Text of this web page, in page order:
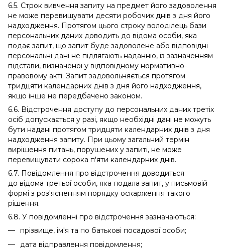
6.5. Строк вивчення запиту на предмет його задоволення
не може перевищувати десяти робочих днів з дня його
надходження. Протягом цього строку володілець бази
персональних даних доводить до відома особи, яка
подає запит, що запит буде задоволене або відповідні
персональні дані не підлягають наданню, із зазначенням
підстави, визначеної у відповідному нормативно-
правовому акті. Запит задовольняється протягом
тридцяти календарних днів з дня його надходження,
якщо інше не передбачено законом.
6.6. Відстрочення доступу до персональних даних третіх
осіб допускається у разі, якщо необхідні дані не можуть
бути надані протягом тридцяти календарних днів з дня
надходження запиту. При цьому загальний термін
вирішення питань, порушених у запиті, не може
перевищувати сорока п'яти календарних днів.
6.7. Повідомлення про відстрочення доводиться
до відома третьої особи, яка подала запит, у письмовій
формі з роз'ясненням порядку оскарження такого
рішення.
6.8. У повідомленні про відстрочення зазначаються:
прізвище, ім'я та по батькові посадової особи;
дата відправлення повідомлення;